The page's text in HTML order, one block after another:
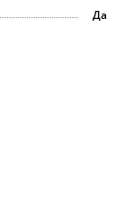
Да